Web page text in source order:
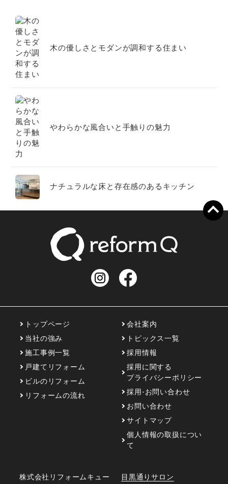
木の優しさとモダンが調和する住まい
やわらかな風合いと手触りの魅力
ナチュラルな床と存在感のあるキッチン
家族時間を育むこだわり空間
ホテルステイのような毎日
シンプルな空間に
床と壁の素材感でアクセン
トを
開放感のある浴室とカスタマイズされたクロ
専有面積200㎡のビンテージ
トップページ
当社の強み
施工事例一覧
戸建てリフォーム
ビルのリフォーム
リフォームの流れ
会社案内
トピックス一覧
採用情報
採用に関する
プライバシーポリシー
採用-お問い合わせ
お問い合わせ
サイトマップ
個人情報の取扱につい
て
株式会社リフォームキュー 目黒通りサロン